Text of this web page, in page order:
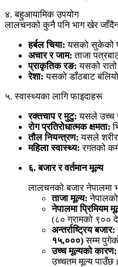
४. बहुआयामिक उपयोग
लालचनको कुनै पनि भाग खेर
हर्बल चिया: यसको सुकेको
अचार र जाम: ताजा
प्राकृतिक रङ: यसको
रेशा: यसको डाँठबाट
५. स्वास्थ्यका लागि फाइदाहरू
रक्तचाप र मुटु: यसले उच्च
रोग प्रतिरोधात्मक क्षमता:
तौल नियन्त्रण: यसले
महिला स्वास्थ्य: रगतको
६. बजार र वर्तमान मूल्य
लालचनको बजार नेपालमा
ताजा मूल्य:
नेपालमा प्रिमियम
(८० ग्रामको ९००
अन्तर्राष्ट्रिय बजार:
१५,०००)सम्म
उच्च मूल्यको कारण:
उच्चतम मूल्य पाउँछ।